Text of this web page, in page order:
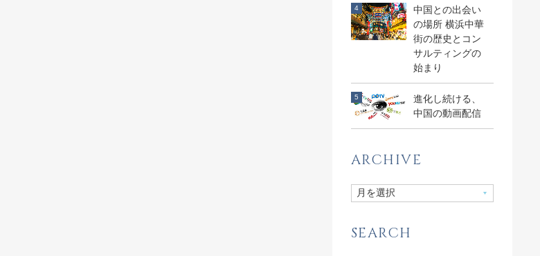
中国との出会い
の場所 横浜中華
街の歴史とコン
サルティングの
始まり
進化し続ける、
中国の動画配信
ARCHIVE
SEARCH